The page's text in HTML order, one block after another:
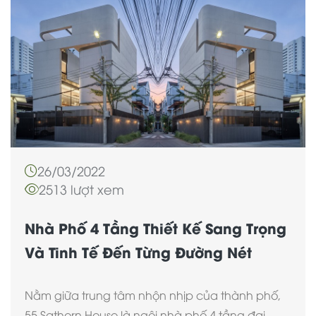
26/03/2022
2513 lượt xem
Nhà Phố 4 Tầng Thiết Kế Sang Trọng
Và Tinh Tế Đến Từng Đường Nét
Nằm giữa trung tâm nhộn nhịp của thành phố,